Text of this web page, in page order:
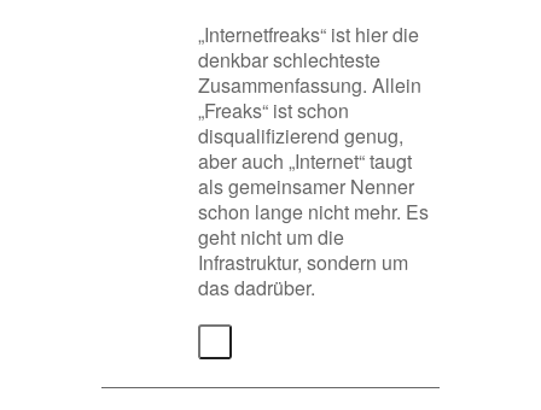
„Internetfreaks“ ist hier die
denkbar schlechteste
Zusammenfassung. Allein
„Freaks“ ist schon
disqualifizierend genug,
aber auch „Internet“ taugt
als gemeinsamer Nenner
schon lange nicht mehr. Es
geht nicht um die
Infrastruktur, sondern um
das dadrüber.